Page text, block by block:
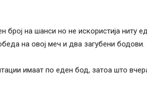
број на шанси но не искористија ниту
на овој меч и два загубени бодови.
имаат по еден бод, затоа што